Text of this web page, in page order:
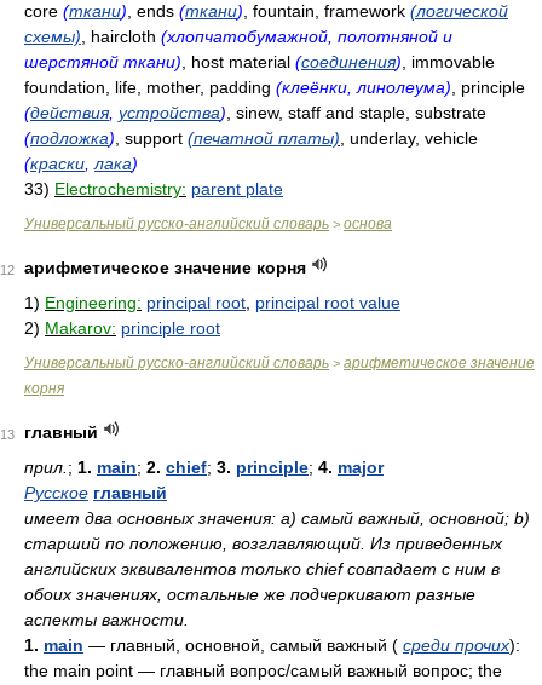
core (ткани) , ends (ткани) , fountain, framework (логической
схемы) , haircloth (хлопчатобумажной, полотняной и
шерстяной ткани) , host material (соединения) , immovable
foundation, life, mother, padding (клеёнки, линолеума) , principle
(действия, устройства) , sinew, staff and staple, substrate
(подложка) , support (печатной платы) , underlay, vehicle
(краски лака)
33) Electrochemistry: parent plate
Универсальный русско-английский словарь > основа
12
арифметическое значение корня
1) Engineering: principal root principal root value
2) Makarov: principle root
Универсальный русско-английский словарь > арифметическое значение
корня
13
главный
прил. ; 1. main; 2. chief; 3. principle; 4. major
Русское главный
имеет два основных значения: а) самый важный, основной; b)
старший по положению, возглавляющий. Из приведенных
английских эквивалентов только chief совпадает с ним в
обоих значениях, остальные же подчеркивают разные
аспекты важности.
1. main — главный, основной, самый важный ( среди прочих):
the main point — главный вопрос/самый важный вопрос; the